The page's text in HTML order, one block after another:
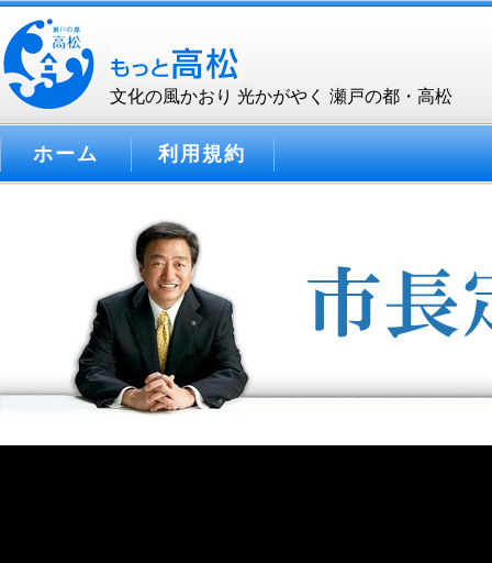
文化の風かおり 光かがやく 瀬戸の都・高松
ホーム 利用規約